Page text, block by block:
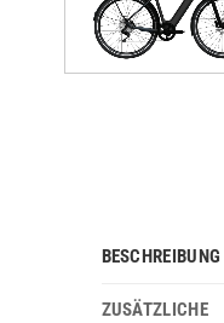
BESCHREIBUNG
ZUSÄTZLICHE